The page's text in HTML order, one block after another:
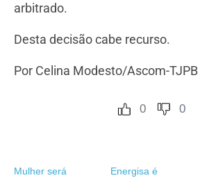
arbitrado.
Desta decisão cabe recurso.
Por Celina Modesto/Ascom-TJPB
0 0
Mulher será
Energisa é